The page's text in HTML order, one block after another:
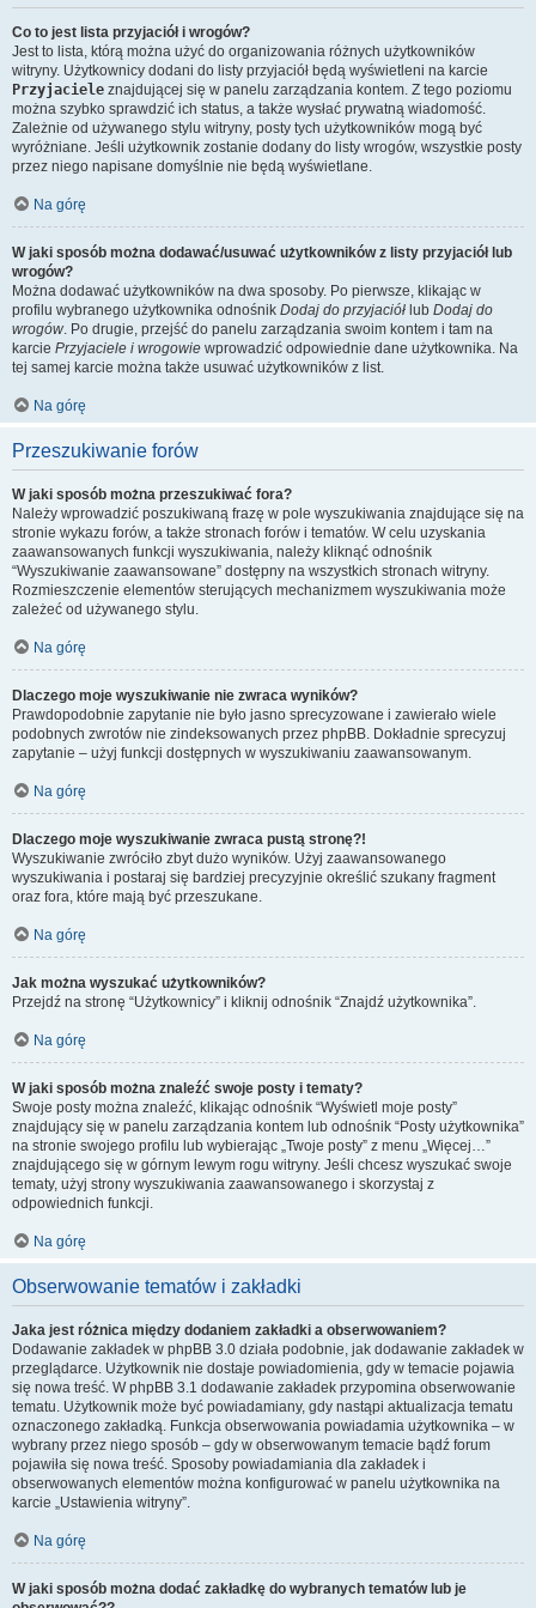
Co to jest lista przyjaciół i wrogów?
Jest to lista, którą można użyć do organizowania różnych użytkowników
witryny. Użytkownicy dodani do listy przyjaciół będą wyświetleni na karcie
Przyjaciele znajdującej się w panelu zarządzania kontem. Z tego poziomu
można szybko sprawdzić ich status, a także wysłać prywatną wiadomość.
Zależnie od używanego stylu witryny, posty tych użytkowników mogą być
wyróżniane. Jeśli użytkownik zostanie dodany do listy wrogów, wszystkie posty
przez niego napisane domyślnie nie będą wyświetlane.
Na górę
W jaki sposób można dodawać/usuwać użytkowników z listy przyjaciół lub
wrogów?
Można dodawać użytkowników na dwa sposoby. Po pierwsze, klikając w
profilu wybranego użytkownika odnośnik Dodaj do przyjaciół lub Dodaj do
wrogów. Po drugie, przejść do panelu zarządzania swoim kontem i tam na
karcie Przyjaciele i wrogowie wprowadzić odpowiednie dane użytkownika. Na
tej samej karcie można także usuwać użytkowników z list.
Na górę
Przeszukiwanie forów
W jaki sposób można przeszukiwać fora?
Należy wprowadzić poszukiwaną frazę w pole wyszukiwania znajdujące się na
stronie wykazu forów, a także stronach forów i tematów. W celu uzyskania
zaawansowanych funkcji wyszukiwania, należy kliknąć odnośnik
“Wyszukiwanie zaawansowane” dostępny na wszystkich stronach witryny.
Rozmieszczenie elementów sterujących mechanizmem wyszukiwania może
zależeć od używanego stylu.
Na górę
Dlaczego moje wyszukiwanie nie zwraca wyników?
Prawdopodobnie zapytanie nie było jasno sprecyzowane i zawierało wiele
podobnych zwrotów nie zindeksowanych przez phpBB. Dokładnie sprecyzuj
zapytanie – użyj funkcji dostępnych w wyszukiwaniu zaawansowanym.
Na górę
Dlaczego moje wyszukiwanie zwraca pustą stronę?!
Wyszukiwanie zwróciło zbyt dużo wyników. Użyj zaawansowanego
wyszukiwania i postaraj się bardziej precyzyjnie określić szukany fragment
oraz fora, które mają być przeszukane.
Na górę
Jak można wyszukać użytkowników?
Przejdź na stronę “Użytkownicy” i kliknij odnośnik “Znajdź użytkownika”.
Na górę
W jaki sposób można znaleźć swoje posty i tematy?
Swoje posty można znaleźć, klikając odnośnik “Wyświetl moje posty”
znajdujący się w panelu zarządzania kontem lub odnośnik “Posty użytkownika”
na stronie swojego profilu lub wybierając „Twoje posty” z menu „Więcej…”
znajdującego się w górnym lewym rogu witryny. Jeśli chcesz wyszukać swoje
tematy, użyj strony wyszukiwania zaawansowanego i skorzystaj z
odpowiednich funkcji.
Na górę
Obserwowanie tematów i zakładki
Jaka jest różnica między dodaniem zakładki a obserwowaniem?
Dodawanie zakładek w phpBB 3.0 działa podobnie, jak dodawanie zakładek w
przeglądarce. Użytkownik nie dostaje powiadomienia, gdy w temacie pojawia
się nowa treść. W phpBB 3.1 dodawanie zakładek przypomina obserwowanie
tematu. Użytkownik może być powiadamiany, gdy nastąpi aktualizacja tematu
oznaczonego zakładką. Funkcja obserwowania powiadamia użytkownika – w
wybrany przez niego sposób – gdy w obserwowanym temacie bądź forum
pojawiła się nowa treść. Sposoby powiadamiania dla zakładek i
obserwowanych elementów można konfigurować w panelu użytkownika na
karcie „Ustawienia witryny”.
Na górę
W jaki sposób można dodać zakładkę do wybranych tematów lub je